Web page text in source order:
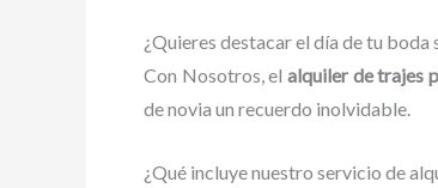
¿Quieres destacar el día de tu boda
Con Nosotros, el alquiler de trajes
de novia un recuerdo inolvidable.
¿Qué incluye nuestro servicio de